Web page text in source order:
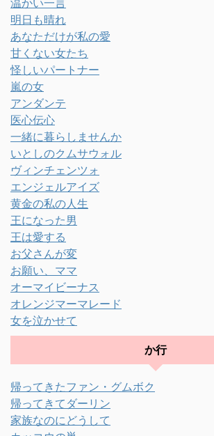
明日も晴れ
あなただけが私の愛
甘くない女たち
怪しいパートナー
嵐の女
アンダンテ
医心伝心
一緒に暮らしませんか
いとしのクムサウォル
ヴィンチェンツォ
エンジェルアイズ
黄金の私の人生
王になった男
王は愛する
お父さんが変
お願い、ママ
オーマイビーナス
オレンジマーマレード
女を泣かせて
か行
帰ってきたファン・グムボク
帰ってきてダーリン
家族なのにどうして